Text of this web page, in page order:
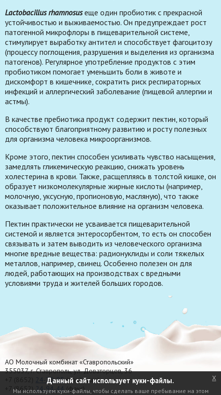
Lactobacillus rhamnosusеще один пробиотик с прекрасной
устойчивостью и выживаемостью. Он предупреждает рост
патогенной микрофлоры в пищеварительной системе,
стимулирует выработку антител и способствует фагоцитозу
(процессу поглощения, разрушения и выделения из организма
патогенов). Регулярное употребление продуктов с этим
пробиотиком помогает уменьшить боли в животе и
дискомфорт в кишечнике, сократить риск респираторных
инфекций и аллергический заболевание (пищевой аллергии и
астмы).
В качестве пребиотика продукт содержит пектин, который
способствуют благоприятному развитию и росту полезных
для организма человека микроорганизмов.
Кроме этого, пектин способен усиливать чувство насыщения,
замедлять гликемическую реакцию, снижать уровень
холестерина в крови. Также, расщепляясь в толстой кишке, он
образует низкомолекулярные жирные кислоты (например,
молочную, уксусную, пропионовую, масляную), что также
оказывает положительное влияние на организм человека.
Пектин практически не усваивается пищеварительной
системой и является энтеросорбентом, то есть он способен
связывать и затем выводить из человеческого организма
многие вредные вещества: радионуклиды и соли тяжелых
металлов, например, свинец. Особенно полезен он для
людей, работающих на производствах с вредными
условиями труда и жителей больших городов.
АО Молочный комбинат «Ставропольский»
355037, г. Ставрополь, ул. Доваторцев, 36
24-70-95(приёмная)
+7 (8652) 24-94-44(факс)
Данный сайт использует куки-файлы.
Мы используем куки-файлы, чтобы сделать ваше пребывание на этом
x